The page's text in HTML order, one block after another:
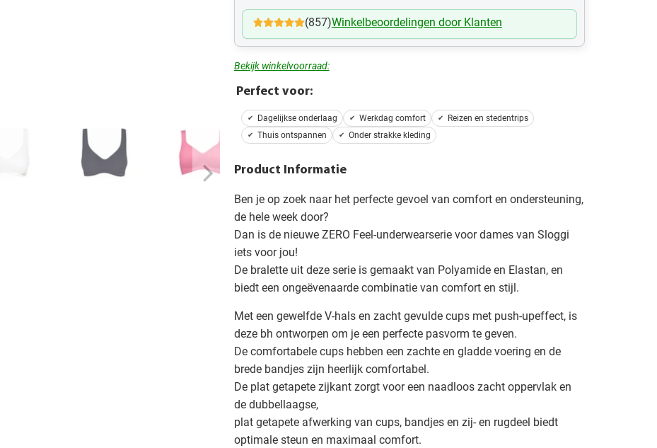
(857)Winkelbeoordelingen door Klanten
Bekijk winkelvoorraad:
Perfect voor:
Dagelijkse onderlaag Werkdag comfort
Reizen en stedentrips
Thuis ontspannen
Onder strakke kleding
Product Informatie
Ben je op zoek naar het perfecte gevoel van comfort en ondersteuning,
de hele week door?
Dan is de nieuwe ZERO Feel-underwearserie voor dames van Sloggi
iets voor jou!
De bralette uit deze serie is gemaakt van Polyamide en Elastan, en
biedt een ongeëvenaarde combinatie van comfort en stijl.
Met een gewelfde V-hals en zacht gevulde cups met push-upeffect, is
deze bh ontworpen om je een perfecte pasvorm te geven.
De comfortabele cups hebben een zachte en gladde voering en de
brede bandjes zijn heerlijk comfortabel.
De plat getapete zijkant zorgt voor een naadloos zacht oppervlak en
de dubbellaagse,
plat getapete afwerking van cups, bandjes en zij- en rugdeel biedt
optimale steun en maximaal comfort.